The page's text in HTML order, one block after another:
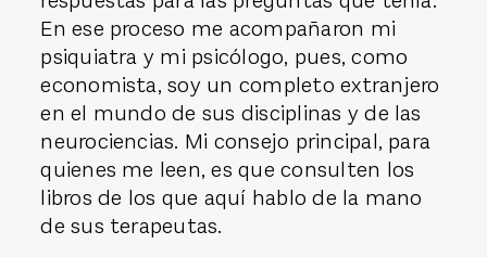
En ese proceso me acompañaron mi
psiquiatra y mi psicólogo, pues, como
economista, soy un completo extranjero
en el mundo de sus disciplinas y de las
neurociencias. Mi consejo principal, para
quienes me leen, es que consulten los
libros de los que aquí hablo de la mano
de sus terapeutas.